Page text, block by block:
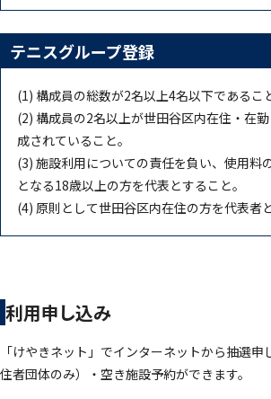
テニスグループ登録
(1) 構成員の総数が2名以上4名以下であるこ
(2) 構成員の2名以上が世田谷区内在住・在
成されていること。
(3) 施設利用についての責任を負い、使用料
となる18歳以上の方を代表とすること。
(4) 原則として世田谷区内在住の方を代表者
利用申し込み
「けやきネット」でインターネットから抽選申
住者団体のみ）・空き施設予約ができます。